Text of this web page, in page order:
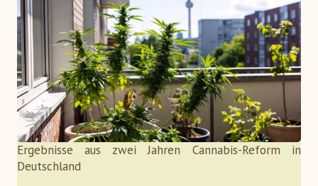
Ergebnisse aus zwei Jahren Cannabis-Reform in
Deutschland